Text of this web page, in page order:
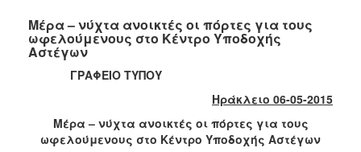
2022
2021
2020
2018
2017
Μέρα – νύχτα ανοικτές οι πόρτες για τους
ωφελούμενους στο Κέντρο Υποδοχής
Αστέγων
ΓΡΑΦΕΙΟ ΤΥΠΟΥ
Ηράκλειο 06-05-2015
Μέρα – νύχτα ανοικτές οι πόρτες για τους
ωφελούμενους στο Κέντρο Υποδοχής Αστέγων